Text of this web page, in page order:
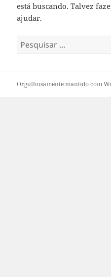
está buscando. Talvez
ajudar.
Pesquisar
por:
Orgulhosamente mantido com